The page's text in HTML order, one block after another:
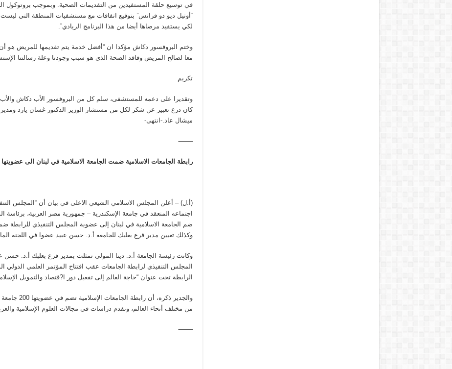
في توسيع حلقة المستفيدين من التقديمات الصحية. وبموجب بروتوكول
لكي يستفيد مرضاها أيضا من هذا البرنامج الريادي”.
وختم البروفسور دكاش مؤكدا ان “أفضل خدمة يتم تقديمها للمريض هو أن
معا لصالح المريض وفاقد الصحة الذي هو سبب وجودنا وعلة رسالتنا
تكريم
وتقديرا على دعمه للمستشفى، سلم كل من البروفسور الأب دكاش والأب
كان درع تعبير عن شكر لكل من مستشار الوزير الدكتور غسان يارد
ميشال عاد.-انتهى-
——-
رابطة الجامعات الاسلامية ضمت الجامعة الاسلامية في لبنان الى عضويتها
(أ.ل) – أعلن المجلس الاسلامي الشيعي الاعلى في بيان أن “المجلس
اجتماعه المنعقد في جامعة الإسكندرية – جمهورية مصر العربية، برئاسة
وكذلك تعيين مدير فرع بعلبك للجامعة أ.د. حسن عبيد عضوا في اللجنة
وكانت رئيسة الجامعة أ.د. دينا المولى تمثلت بمدير فرع بعلبك أ.د.
المجلس التنفيذي لرابطة الجامعات عقب افتتاح المؤتمر العلمي الدولي
الرابطة تحت عنوان “حاجة العالم إلى تفعيل دور ا?قتصاد والتمويل
والجدير
من مختلف أنحاء العالم، وتقدم دراسات في مجالات العلوم الإسلامية
——-